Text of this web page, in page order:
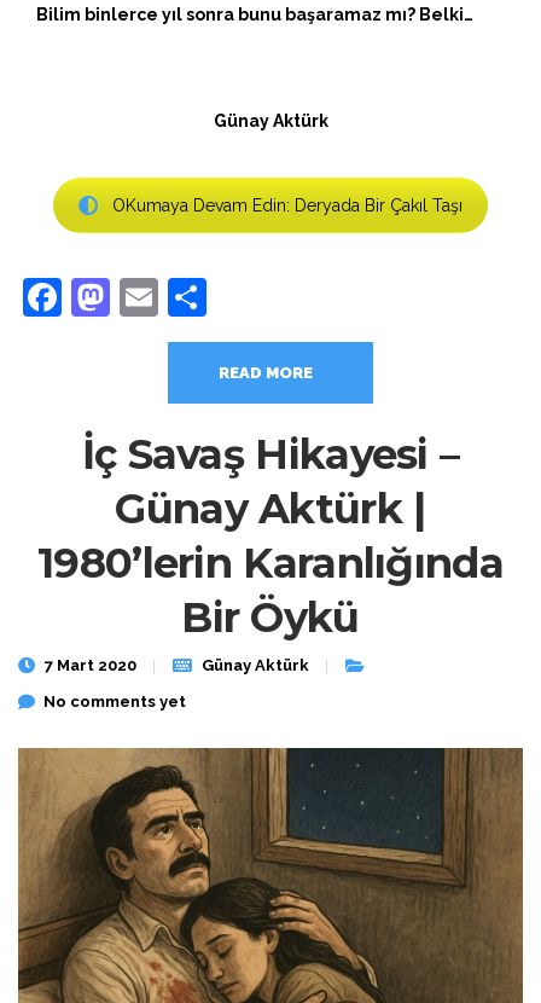
Bilim binlerce yıl sonra bunu başaramaz mı? Belki…
Günay Aktürk
OKumaya Devam Edin: Deryada Bir Çakıl Taşı
Facebook
Mastodon
Email
READ MORE
İç Savaş Hikayesi –
Günay Aktürk |
1980’lerin Karanlığında
Bir Öykü
7 Mart 2020
Günay Aktürk
No comments yet